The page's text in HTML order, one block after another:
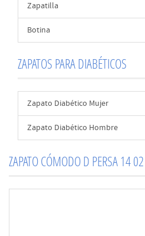
Zapatilla
Botina
ZAPATOS PARA DIABÉTICOS
Zapato Diabético Mujer
Zapato Diabético Hombre
ZAPATO CÓMODO D PERSA 14 02